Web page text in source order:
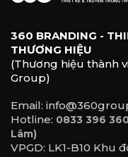
360 BRANDING -
THƯƠNG HIỆU
(Thương hiệu thành
Group)
Email:
Hotline: 0833 396
Lâm)
VPGD: LK1-B10 Khu